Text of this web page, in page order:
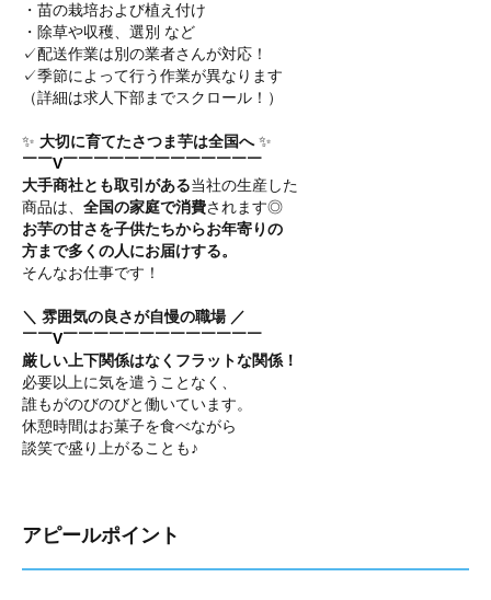
・苗の栽培および植え付け
・除草や収穫、選別 など
✓配送作業は別の業者さんが対応！
✓季節によって行う作業が異なります
（詳細は求人下部までスクロール！）
✨ 大切に育てたさつま芋は全国へ✨
￣￣V￣￣￣￣￣￣￣￣￣￣￣￣￣
大手商社とも取引がある当社の生産した
商品は、 全国の家庭で消費されます◎
お芋の甘さを子供たちからお年寄りの
方まで多くの人にお届けする。
そんなお仕事です！
＼ 雰囲気の良さが自慢の職場 ／
￣￣V￣￣￣￣￣￣￣￣￣￣￣￣￣
厳しい上下関係はなくフラットな関係！
必要以上に気を遣うことなく、
誰もがのびのびと働いています。
休憩時間はお菓子を食べながら
談笑で盛り上がることも♪
アピールポイント